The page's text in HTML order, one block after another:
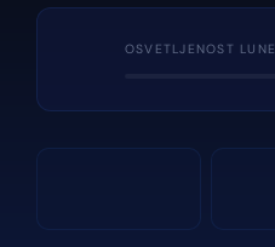
OSVETLJENOST LUNE